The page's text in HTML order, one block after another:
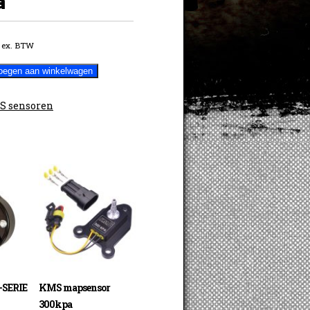
ex. BTW
aan winkelwagen
sensoren
KMS mapsensor
300kpa